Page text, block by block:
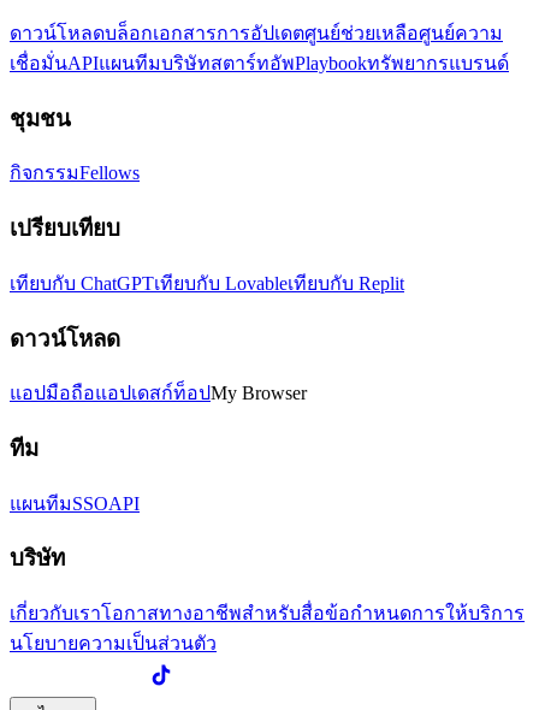
ดาวน์โหลดบล็อกเอกสารการอัปเดตศูนย์ช่วยเหลือศูนย์ความ
เชื่อมั่นAPIแผนทีมบริษัทสตาร์ทอัพPlaybookทรัพยากรแบรนด์
ชุมชน
กิจกรรมFellows
เปรียบเทียบ
เทียบกับ ChatGPTเทียบกับ Lovableเทียบกับ Replit
ดาวน์โหลด
แอปมือถือแอปเดสก์ท็อปMy Browser
ทีม
แผนทีมSSOAPI
บริษัท
เกี่ยวกับเราโอกาสทางอาชีพสำหรับสื่อข้อกำหนดการให้บริการ
นโยบายความเป็นส่วนตัว